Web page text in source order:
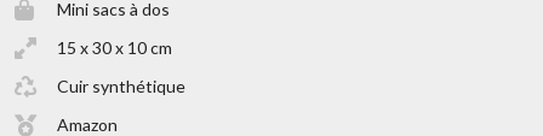
Mini sacs à dos
15 x 30 x 10 cm
Cuir synthétique
Amazon